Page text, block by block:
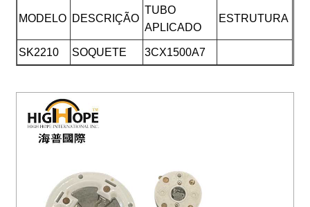
MODELO DESCRIÇÃO
TUBO
APLICADO
ESTRUTURA
SK2210 SOQUETE 3CX1500A7